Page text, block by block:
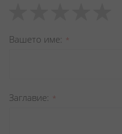
star
stars
stars
stars
stars
Вашето име
Заглавиe